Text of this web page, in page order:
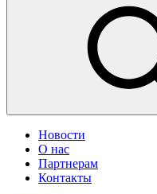
Новости
О нас
Партнерам
Контакты